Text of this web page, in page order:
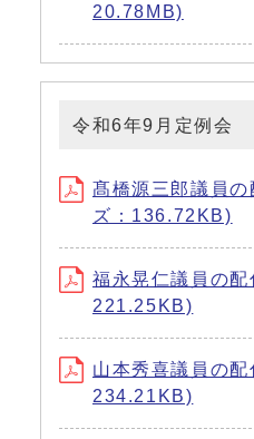
20.78MB)
令和6年9月定例会
髙橋源三郎議員
ズ：136.72KB)
福永晃仁議員の配
221.25KB)
山本秀喜議員の
234.21KB)